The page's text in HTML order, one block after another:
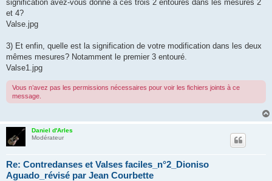
signification avez-vous donné à ces trois 2 entourés dans les mesures 2
et 4?
Valse.jpg
3) Et enfin, quelle est la signification de votre modification dans les deux
mêmes mesures? Notamment le premier 3 entouré.
Valse1.jpg
Vous n’avez pas les permissions nécessaires pour voir les fichiers joints à ce
message.
Daniel d'Arles
Modérateur
Re: Contredanses et Valses faciles_n°2_Dioniso
Aguado_révisé par Jean Courbette